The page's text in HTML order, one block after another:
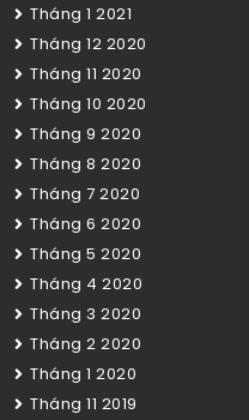
Tháng 1 2021
Tháng 12 2020
Tháng 11 2020
Tháng 10 2020
Tháng 9 2020
Tháng 8 2020
Tháng 7 2020
Tháng 6 2020
Tháng 5 2020
Tháng 4 2020
Tháng 3 2020
Tháng 2 2020
Tháng 1 2020
Tháng 11 2019